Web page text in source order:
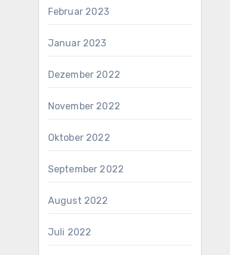
Februar 2023
Januar 2023
Dezember 2022
November 2022
Oktober 2022
September 2022
August 2022
Juli 2022